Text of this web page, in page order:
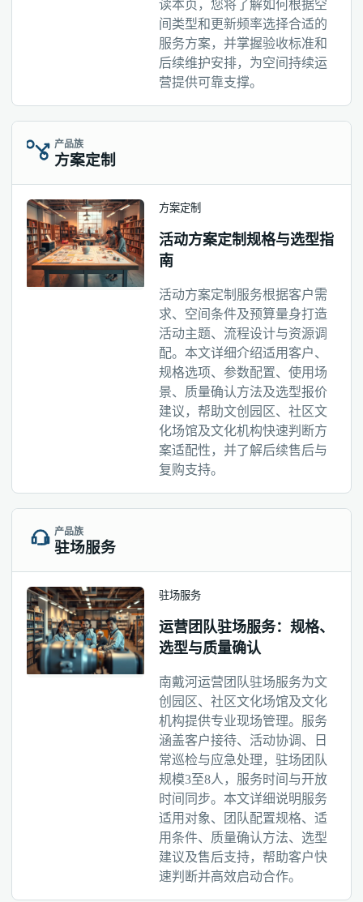
读本页，您将了解如何根据空
间类型和更新频率选择合适的
服务方案，并掌握验收标准和
后续维护安排，为空间持续运
营提供可靠支撑。
产品族
方案定制
方案定制
活动方案定制规格与选型指
南
活动方案定制服务根据客户需
求、空间条件及预算量身打造
活动主题、流程设计与资源调
配。本文详细介绍适用客户、
规格选项、参数配置、使用场
景、质量确认方法及选型报价
建议，帮助文创园区、社区文
化场馆及文化机构快速判断方
案适配性，并了解后续售后与
复购支持。
产品族
驻场服务
驻场服务
运营团队驻场服务：规格、
选型与质量确认
南戴河运营团队驻场服务为文
创园区、社区文化场馆及文化
机构提供专业现场管理。服务
涵盖客户接待、活动协调、日
常巡检与应急处理，驻场团队
规模3至8人，服务时间与开放
时间同步。本文详细说明服务
适用对象、团队配置规格、适
用条件、质量确认方法、选型
建议及售后支持，帮助客户快
速判断并高效启动合作。